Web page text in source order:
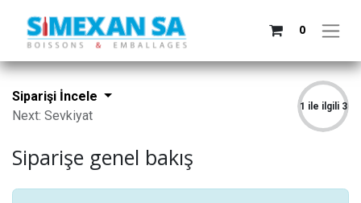
0
Siparişi İncele
Next: Sevkiyat
1 ile ilgili 3
Siparişe genel bakış